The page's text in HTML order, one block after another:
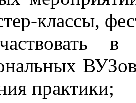
классы,
в
практики;